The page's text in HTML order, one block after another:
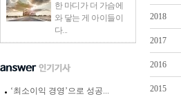
한 마디가 더 가슴에
와 닿는 게 아이들이
다...
‘최소이익 경영’으로 성공...
2018
2017
2016
2015